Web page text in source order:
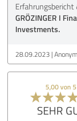
GRÖZINGER I
Investments.
28.09.2023 Anonym
5,00 von 5
SEHR